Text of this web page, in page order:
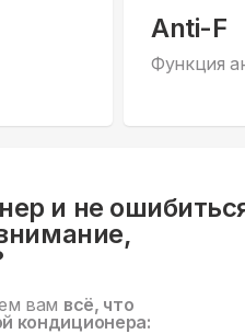
Anti-F
Функция
и не
вам всё, что
кондиционера: